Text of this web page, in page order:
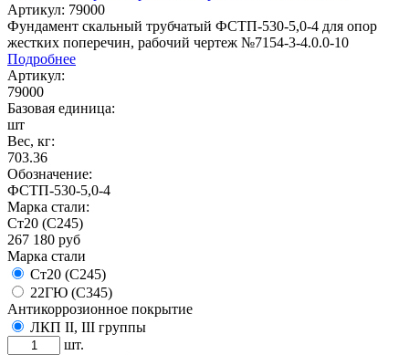
Артикул: 79000
Фундамент скальный трубчатый ФСТП-530-5,0-4 для опор
жестких поперечин, рабочий чертеж №7154-3-4.0.0-10
Подробнее
Артикул:
79000
Базовая единица:
шт
Вес, кг:
703.36
Обозначение:
ФСТП-530-5,0-4
Марка стали:
Ст20 (С245)
267 180 руб
Марка стали
Ст20 (С245)
22ГЮ (С345)
Антикоррозионное покрытие
ЛКП II, III группы
шт.